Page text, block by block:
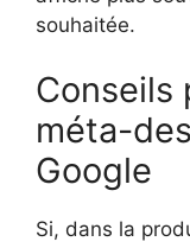
souhaitée.
Conseils
méta-
Google
Si, dans la